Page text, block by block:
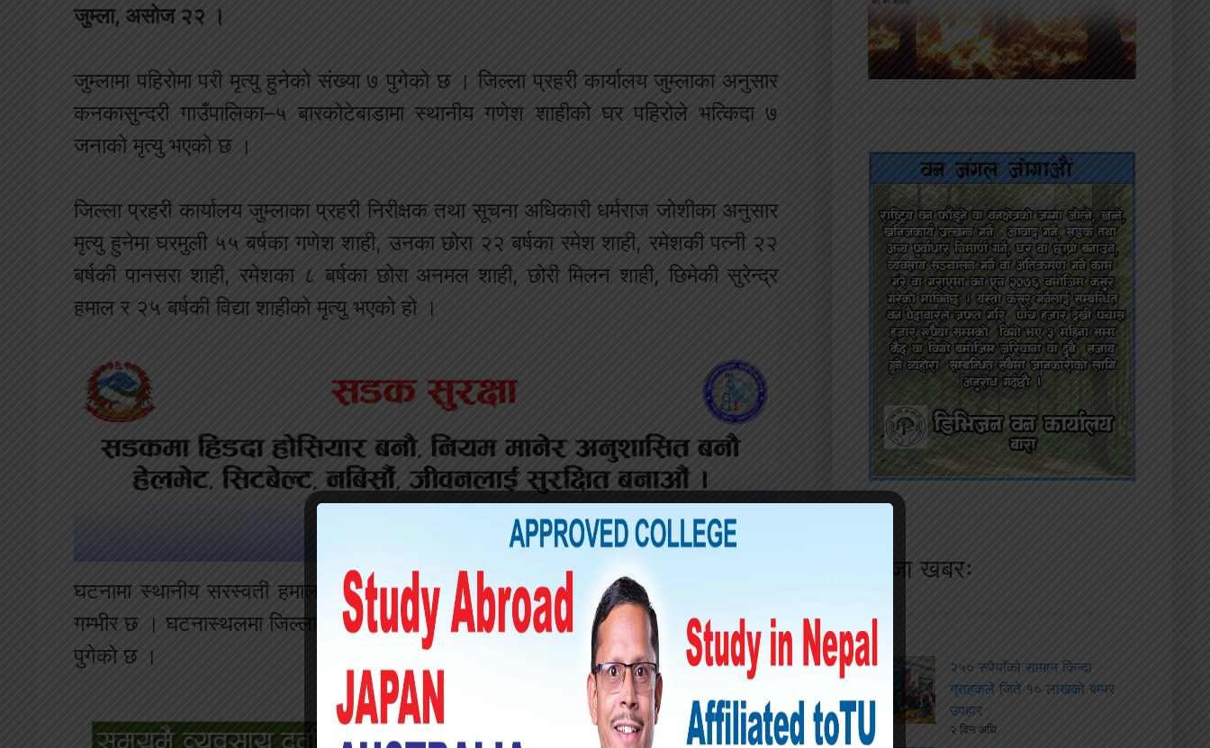
जुम्ला, असोज २२ ।
जुम्लामा पहिरोमा परी मृत्यु हुनेको संख्या ७ पुगेको छ । जिल्ला प्रहरी कार्यालय जुम्लाका अनुसार
कनकासुन्दरी गाउँपालिका–५ बारकोटेबाडामा स्थानीय गणेश शाहीको घर पहिरोले भत्किदा ७
जनाको मृत्यु भएको छ ।
जिल्ला प्रहरी कार्यालय जुम्लाका प्रहरी निरीक्षक तथा सूचना अधिकारी धर्मराज जोशीका अनुसार
मृत्यु हुनेमा घरमुली ५५ बर्षका गणेश शाही, उनका छोरा २२ बर्षका रमेश शाही, रमेशकी पत्नी २२
बर्षकी पानसरा शाही, रमेशका ८ बर्षका छोरा अनमल शाही, छोरी मिलन शाही, छिमेकी सुरेन्द्र
हमाल र २५ बर्षकी विद्या शाहीको मृत्यु भएको हो ।
घटनामा स्थानीय सरस्वती हमाल र रामबहादुर हमाल घाइते भएका छन् । सरस्वतीको अवस्था
गम्भीर छ । घटनास्थलमा जिल्ला प्रहरी कार्यालयका प्रहरी नायव निरीक्षक नरेन्द्र चन्दको टोली
पुगेको छ ।
ताजा खबरः
२५० रुपैयाँको सामान किन्दा
ग्राहकले जिते १० लाखको बम्पर
उपहार
२ दिन अघि